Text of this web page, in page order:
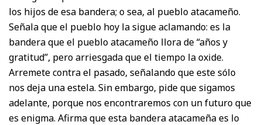
los hijos de esa bandera; o sea, al pueblo atacameño.
Señala que el pueblo hoy la sigue aclamando: es la
bandera que el pueblo atacameño llora de “años y
gratitud”, pero arriesgada que el tiempo la oxide.
Arremete contra el pasado, señalando que este sólo
nos deja una estela. Sin embargo, pide que sigamos
adelante, porque nos encontraremos con un futuro que
es enigma. Afirma que esta bandera atacameña es lo